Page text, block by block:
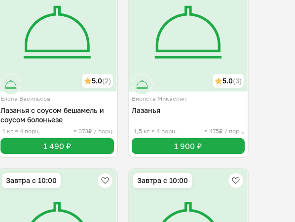
5.0(2)
Елена Васильева
Лазанья с соусом бешамель и
соусом болоньезе
1 кг≈ 4 порц. ≈ 373₽ / порц.
1 490 ₽
5.0(3)
Виолета Микаелян
Лазанья
1,5 кг ≈ 4 порц. ≈ 475₽ / порц.
1 900 ₽
Завтра c 10:00 Завтра c 10:00